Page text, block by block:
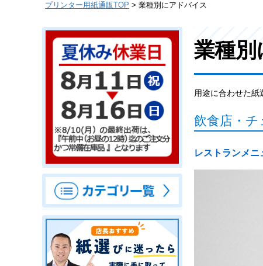
プリンター用紙通販TOP 業種別にアドバイス
業種別
用途に合わせた紙
飲食店・
レストランメニ